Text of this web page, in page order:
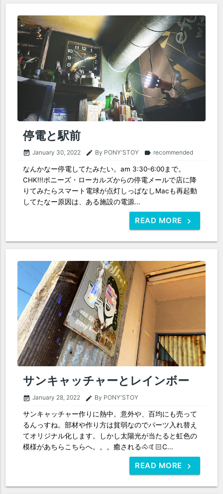
停電と駅前
event_note January 30, 2022 edit By PONY'STOY label recommended
なんかなー停電してたみたい。am 3:30-6:00まで。
CHK!!!ポニーズ・ローカルズからの停電メールで店に降
りてみたらスマート電球が点灯しっぱなしMacも再起動
してたなー原因は、ある施設の電源...
READ MORE
サンキャッチャーとレインボー
event_note January 28, 2022 edit By PONY'STOY
サンキャッチャー作りに熱中。意外や、百均にも売って
るんっすね。部材や作り方は貧弱なのでパーツ入れ替え
てオリジナル化します。しかし太陽光が当たると虹色の
模様があちらこちらへ。。。癒される🐴🤙🏻C...
READ MORE